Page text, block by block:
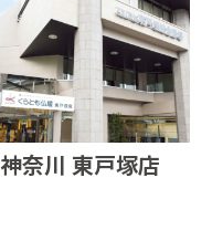
神奈川 東戸塚店